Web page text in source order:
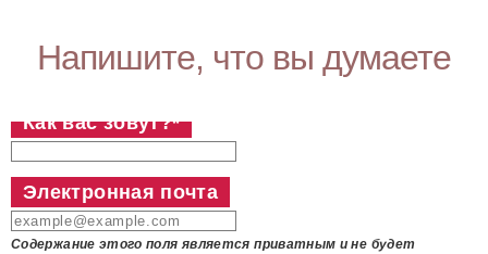
Напишите, что вы думаете
Как вас зовут?*
Электронная почта
Содержание этого поля является приватным и не будет